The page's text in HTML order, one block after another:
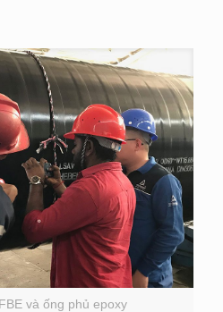
và ống phủ epoxy